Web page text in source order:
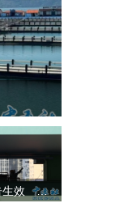
酷熱天氣警告生效 本港高溫持續至下周